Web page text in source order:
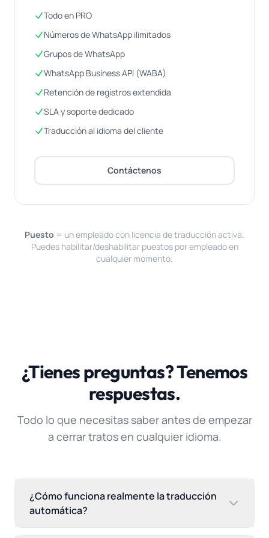
Todo en PRO
Números de WhatsApp ilimitados
Grupos de WhatsApp
WhatsApp Business API (WABA)
Retención de registros extendida
SLA y soporte dedicado
Traducción al idioma del cliente
Contáctenos
Puesto = un empleado con licencia de traducción activa.
Puedes habilitar/deshabilitar puestos por empleado en
cualquier momento.
¿Tienes preguntas? Tenemos
respuestas.
Todo lo que necesitas saber antes de empezar
a cerrar tratos en cualquier idioma.
¿Cómo funciona realmente la traducción
automática?
Cuando un cliente escribe en español, tu gerente ve el